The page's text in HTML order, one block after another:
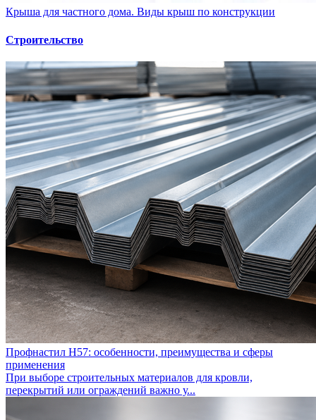
Крыша для частного дома. Виды крыш по конструкции
Строительство
Профнастил Н57: особенности, преимущества и сферы
применения
При выборе строительных материалов для кровли,
перекрытий или ограждений важно у...